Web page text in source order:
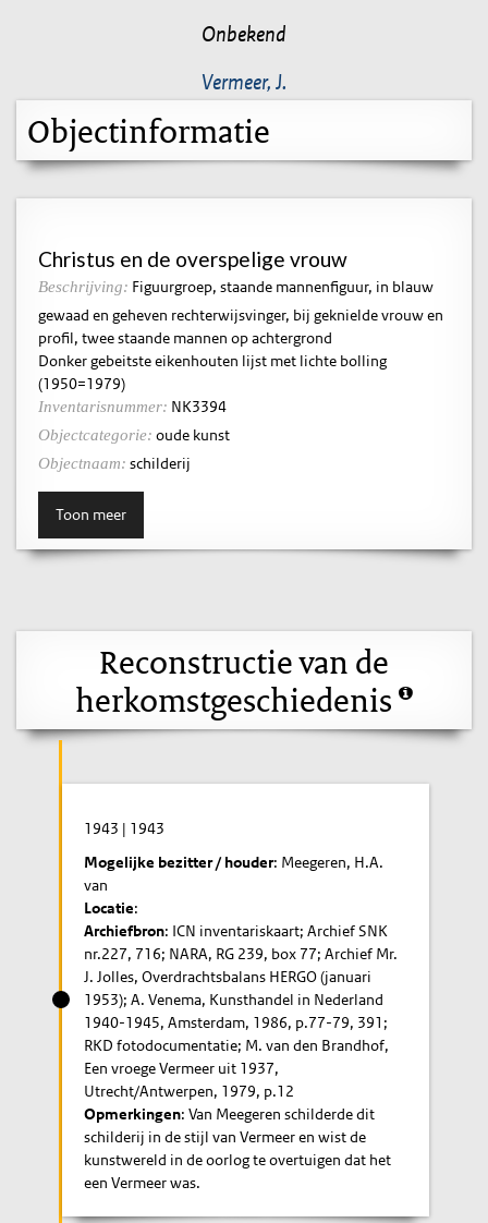
Onbekend
Vermeer, J.
Objectinformatie
Christus en de overspelige vrouw
Beschrijving: Figuurgroep, staande mannenfiguur, in blauw
gewaad en geheven rechterwijsvinger, bij geknielde vrouw en
profil, twee staande mannen op achtergrond
Donker gebeitste eikenhouten lijst met lichte bolling
(1950=1979)
Inventarisnummer: NK3394
Objectcategorie: oude kunst
Objectnaam: schilderij
Toon meer
Reconstructie van de
herkomstgeschiedenis
1943 | 1943
Mogelijke bezitter / houder: Meegeren, H.A.
van
Locatie:
Archiefbron: ICN inventariskaart; Archief SNK
nr.227, 716; NARA, RG 239, box 77; Archief Mr.
J. Jolles, Overdrachtsbalans HERGO (januari
1953); A. Venema, Kunsthandel in Nederland
1940-1945, Amsterdam, 1986, p.77-79, 391;
RKD fotodocumentatie; M. van den Brandhof,
Een vroege Vermeer uit 1937,
Utrecht/Antwerpen, 1979, p.12
Opmerkingen: Van Meegeren schilderde dit
schilderij in de stijl van Vermeer en wist de
kunstwereld in de oorlog te overtuigen dat het
een Vermeer was.